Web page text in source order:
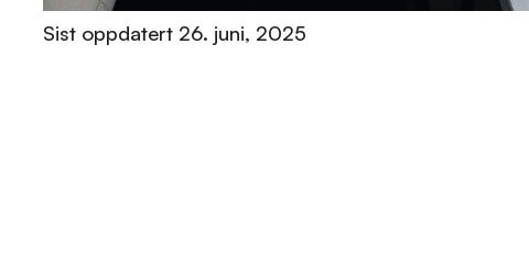
Sist oppdatert 26. juni, 2025